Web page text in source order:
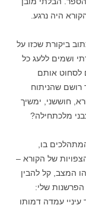
היה נרגע.
ביקורת שכזו על
ושמים ללעג כל
לסחוט אותם
רושם שהניתוח
חוששני, ימשיך
מלכתחילה?
בו,
של הקורא –
המצב, קל להבין
הפרשנות שלי:
עיניי עמדה דמותו